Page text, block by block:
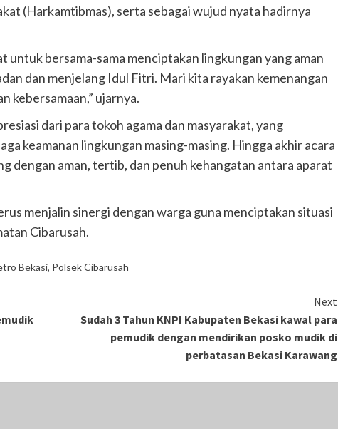
(Harkamtibmas), serta sebagai wujud nyata hadirnya
untuk bersama-sama menciptakan lingkungan yang aman
dan menjelang Idul Fitri. Mari kita rayakan kemenangan
kebersamaan,” ujarnya.
dari para tokoh agama dan masyarakat, yang
keamanan lingkungan masing-masing. Hingga akhir acara
dengan aman, tertib, dan penuh kehangatan antara aparat
menjalin sinergi dengan warga guna menciptakan situasi
Cibarusah.
Bekasi, Polsek Cibarusah
Next
Sudah 3 Tahun KNPI Kabupaten Bekasi kawal para
pemudik dengan mendirikan posko mudik di
perbatasan Bekasi Karawang